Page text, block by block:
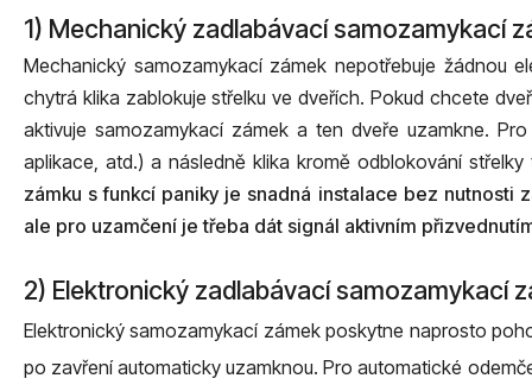
1) Mechanický zadlabávací samozamykací
Mechanický samozamykací zámek nepotřebuje žádnou
chytrá klika zablokuje střelku ve dveřích. Pokud chcete
aktivuje samozamykací zámek a ten dveře uzamkne.
aplikace, atd.) a následně klika kromě odblokování
zámku s funkcí paniky je snadná instalace bez nutnosti
ale pro uzamčení je třeba dát signál aktivním
2) Elektronický zadlabávací samozamykací
Elektronický samozamykací zámek poskytne naprosto
po zavření automaticky uzamknou. Pro automatické